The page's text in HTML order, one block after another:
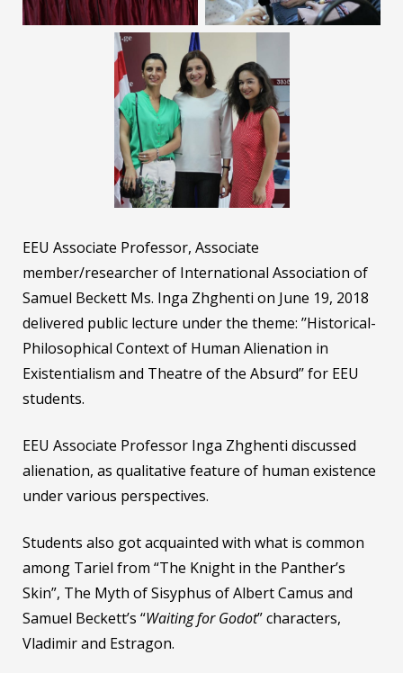
EEU Associate Professor, Associate
member/researcher of International Association of
Samuel Beckett Ms. Inga Zhghenti on June 19, 2018
delivered public lecture under the theme: ’’Historical-
Philosophical Context of Human Alienation in
Existentialism and Theatre of the Absurd’’ for EEU
students.
EEU Associate Professor Inga Zhghenti discussed
alienation, as qualitative feature of human existence
under various perspectives.
Students also got acquainted with what is common
among Tariel from “The Knight in the Panther’s
Skin”, The Myth of Sisyphus of Albert Camus and
Samuel Beckett’s “Waiting for Godot” characters,
Vladimir and Estragon.